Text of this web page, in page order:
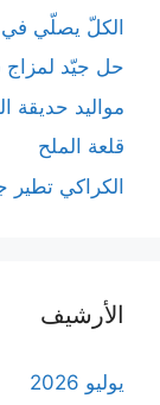
الكلّ يصلّي في
حل جيّد
مواليد حديقة
قلعة الملح
الكراكي تطير
الأرشيف
يوليو 2026